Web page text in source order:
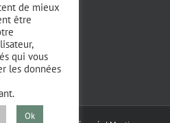
de mieux
être
qui vous
les données
Ok